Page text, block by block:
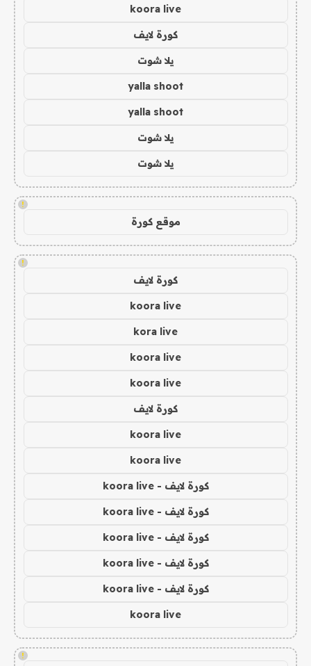
koora live
كورة لايف
يلا شوت
yalla shoot
yalla shoot
يلا شوت
يلا شوت
!
موقع كورة
!
كورة لايف
koora live
kora live
koora live
koora live
كورة لايف
koora live
koora live
كورة لايف - koora live
كورة لايف - koora live
كورة لايف - koora live
كورة لايف - koora live
كورة لايف - koora live
koora live
!